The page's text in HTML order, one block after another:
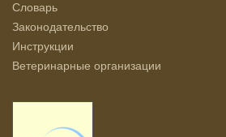
Словарь
Законодательство
Инструкции
Ветеринарные организации